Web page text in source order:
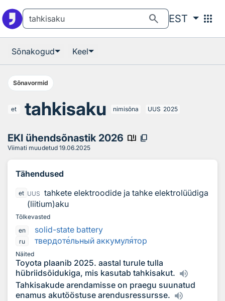
search EST apps
Sõnakogud Keel
Sõnavormid
et tahkisaku nimisõna UUS 2025
EKI ühendsõnastik 2026 book_ribbon content_copy
Viimati muudetud 19.06.2025
Tähendused
et UUS tahkete elektroodide ja tahke elektrolüüdiga
(liitium)aku
Tõlkevasted
en
solid-state battery
ru твердотельный аккумулятор
Näited
Toyota plaanib 2025. aastal turule tulla
hübriidsõidukiga, mis kasutab tahkisakut.
Tahkisakude arendamisse on praegu suunatud
enamus akutööstuse arendusressursse.